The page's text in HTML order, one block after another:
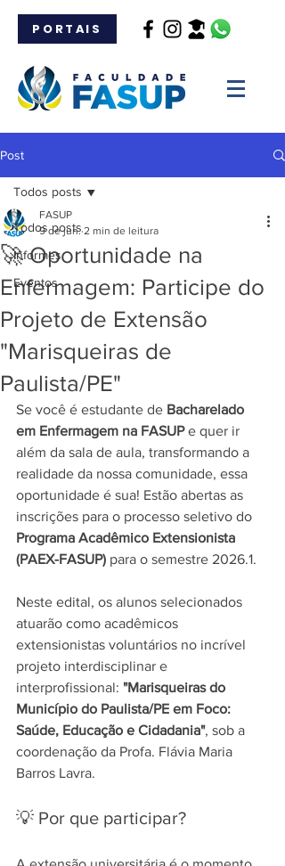
PORTAIS
Post
Todos posts
Informes
Eventos
Todos posts
🚀 Oportunidade na
Enfermagem: Participe do
Projeto de Extensão
"Marisqueiras de
Paulista/PE"
FASUP
9 de jun. 2 min de leitura
Se você é estudante de Bacharelado
em Enfermagem na FASUP e quer ir
além da sala de aula, transformando a
realidade da nossa comunidade, essa
oportunidade é sua! Estão abertas as
inscrições para o processo seletivo do
Programa Acadêmico Extensionista
(PAEX-FASUP) para o semestre 2026.1.
Neste edital, os alunos selecionados
atuarão como acadêmicos
extensionistas voluntários no incrível
projeto interdisciplinar e
interprofissional: "Marisqueiras do
Município do Paulista/PE em Foco:
Saúde, Educação e Cidadania", sob a
coordenação da Profa. Flávia Maria
Barros Lavra.
💡 Por que participar?